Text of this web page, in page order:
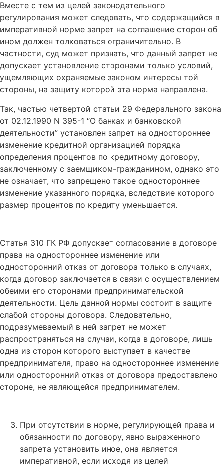
Вместе с тем из целей законодательного
регулирования может следовать, что содержащийся в
императивной норме запрет на соглашение сторон об
ином должен толковаться ограничительно. В
частности, суд может признать, что данный запрет не
допускает установление сторонами только условий,
ущемляющих охраняемые законом интересы той
стороны, на защиту которой эта норма направлена.
Так, частью четвертой статьи 29 Федерального закона
от 02.12.1990 N 395-1 “О банках и банковской
деятельности” установлен запрет на одностороннее
изменение кредитной организацией порядка
определения процентов по кредитному договору,
заключенному с заемщиком-гражданином, однако это
не означает, что запрещено такое одностороннее
изменение указанного порядка, вследствие которого
размер процентов по кредиту уменьшается.
Статья 310 ГК РФ допускает согласование в договоре
права на одностороннее изменение или
односторонний отказ от договора только в случаях,
когда договор заключается в связи с осуществлением
обеими его сторонами предпринимательской
деятельности. Цель данной нормы состоит в защите
слабой стороны договора. Следовательно,
подразумеваемый в ней запрет не может
распространяться на случаи, когда в договоре, лишь
одна из сторон которого выступает в качестве
предпринимателя, право на одностороннее изменение
или односторонний отказ от договора предоставлено
стороне, не являющейся предпринимателем.
При отсутствии в норме, регулирующей права и
обязанности по договору, явно выраженного
запрета установить иное, она является
императивной, если исходя из целей